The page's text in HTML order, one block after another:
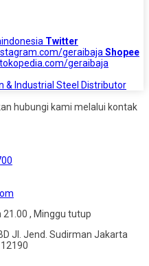
Twitter
geraibaja Shopee
tokopedia.com/geraibaja
& Industrial Steel Distributor
hubungi kami melalui kontak
, Minggu tutup
Jl. Jend. Sudirman Jakarta